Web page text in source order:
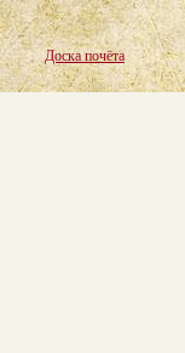
Доска почёта